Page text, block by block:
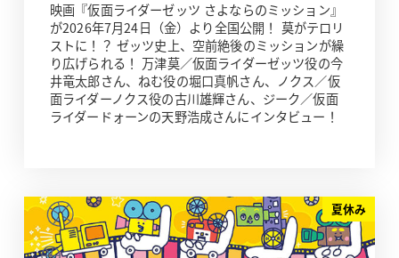
映画『仮面ライダーゼッツ さよならのミッション』
が2026年7月24日（金）より全国公開！ 莫がテロリ
ストに！？ ゼッツ史上、空前絶後のミッションが繰
り広げられる！ 万津莫／仮面ライダーゼッツ役の今
井竜太郎さん、ねむ役の堀口真帆さん、ノクス／仮
面ライダーノクス役の古川雄輝さん、ジーク／仮面
ライダードォーンの天野浩成さんにインタビュー！
夏休み